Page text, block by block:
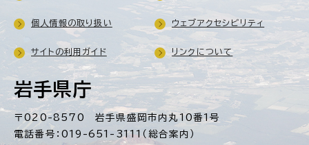
岩手県庁
〒020-8570 岩手県盛岡市内丸10番1号
電話番号：019-651-3111（総合案内）
個人情報の取り扱い ウェブアクセシビリティ
サイトの利用ガイド リンクについて